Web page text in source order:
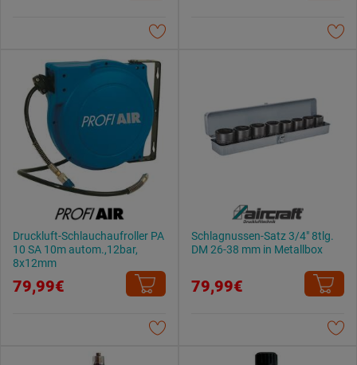
Druckluft-Schlauchaufroller PA
10 SA 10m autom.,12bar,
8x12mm
79,99€
Schlagnussen-Satz 3/4" 8tlg.
DM 26-38 mm in Metallbox
79,99€